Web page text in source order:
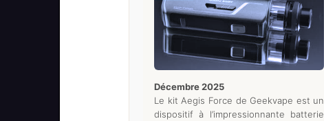
décembre 2025
Le kit Aegis Force de Geekvape est un
dispositif à l’impressionnante batterie